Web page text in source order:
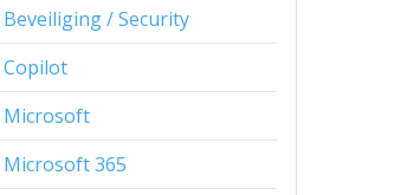
Beveiliging / Security
Copilot
Microsoft
Microsoft 365